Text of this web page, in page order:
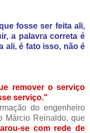
fosse ser feita ali,
a palavra correta é
ali, é fato isso, não é
remover o serviço
serviço."
do engenheiro
Márcio Reinaldo, que
se com rede de